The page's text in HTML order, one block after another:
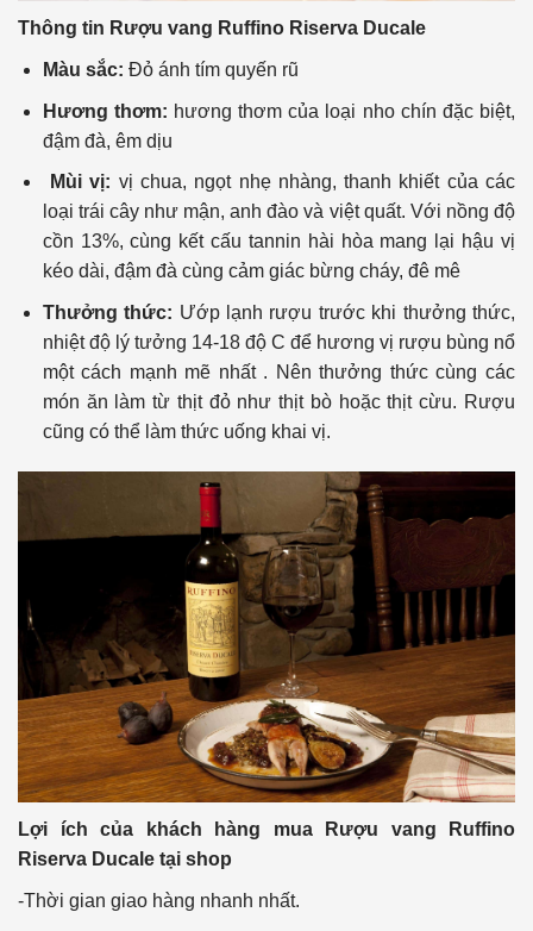
Thông tin Rượu vang Ruffino Riserva Ducale
Màu sắc: Đỏ ánh tím quyến rũ
Hương thơm: hương thơm của loại nho chín đặc biệt,
đậm đà, êm dịu
Mùi vị: vị chua, ngọt nhẹ nhàng, thanh khiết của các
loại trái cây như mận, anh đào và việt quất. Với nồng độ
cồn 13%, cùng kết cấu tannin hài hòa mang lại hậu vị
kéo dài, đậm đà cùng cảm giác bừng cháy, đê mê
Thưởng thức: Ướp lạnh rượu trước khi thưởng thức,
nhiệt độ lý tưởng 14-18 độ C để hương vị rượu bùng nổ
một cách mạnh mẽ nhất . Nên thưởng thức cùng các
món ăn làm từ thịt đỏ như thịt bò hoặc thịt cừu. Rượu
cũng có thể làm thức uống khai vị.
Lợi ích của khách hàng mua Rượu vang Ruffino
Riserva Ducale tại shop
-Thời gian giao hàng nhanh nhất.